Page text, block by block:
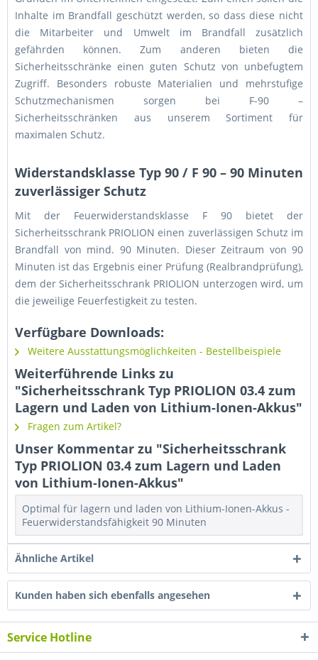
Inhalte im Brandfall geschützt werden, so dass diese nicht
die Mitarbeiter und Umwelt im Brandfall zusätzlich
gefährden können. Zum anderen bieten die
Sicherheitsschränke einen guten Schutz von unbefugtem
Zugriff. Besonders robuste Materialien und mehrstufige
Schutzmechanismen sorgen bei F-90 –
Sicherheitsschränken aus unserem Sortiment für
maximalen Schutz.
Widerstandsklasse Typ 90 / F 90 – 90 Minuten
zuverlässiger Schutz
Mit der Feuerwiderstandsklasse F 90 bietet der
Sicherheitsschrank PRIOLION einen zuverlässigen Schutz im
Brandfall von mind. 90 Minuten. Dieser Zeitraum von 90
Minuten ist das Ergebnis einer Prüfung (Realbrandprüfung),
dem der Sicherheitsschrank PRIOLION unterzogen wird, um
die jeweilige Feuerfestigkeit zu testen.
Verfügbare Downloads:
Weitere Ausstattungsmöglichkeiten - Bestellbeispiele
Weiterführende Links zu
"Sicherheitsschrank Typ PRIOLION 03.4 zum
Lagern und Laden von Lithium-Ionen-Akkus"
Fragen zum Artikel?
Unser Kommentar zu "Sicherheitsschrank
Typ PRIOLION 03.4 zum Lagern und Laden
von Lithium-Ionen-Akkus"
Optimal für lagern und laden von Lithium-Ionen-Akkus -
Feuerwiderstandsfähigkeit 90 Minuten
Ähnliche Artikel
Kunden haben sich ebenfalls angesehen
Service Hotline